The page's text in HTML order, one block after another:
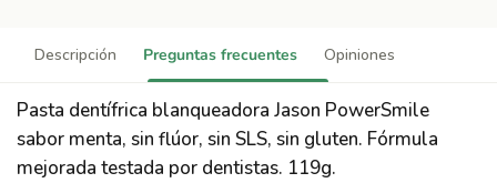
Descripción Preguntas frecuentes Opiniones
Pasta dentífrica blanqueadora Jason PowerSmile
sabor menta, sin flúor, sin SLS, sin gluten. Fórmula
mejorada testada por dentistas. 119g.